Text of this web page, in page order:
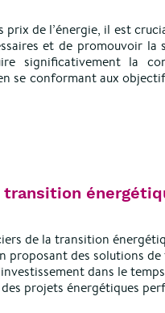
de l’énergie, il est
et de promouvoir la
significativement la
se conformant aux
de la transition
proposant des solutions de
dans le
projets énergétiques